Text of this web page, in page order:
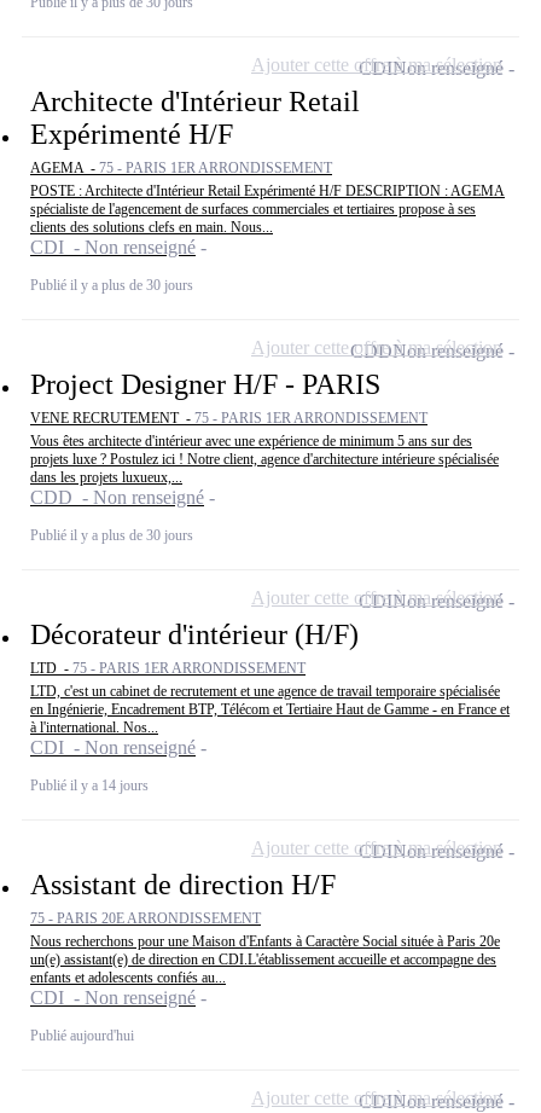
Architecte d'Intérieur Retail
Expérimenté H/F
AGEMA - 75 - PARIS 1ER ARRONDISSEMENT
POSTE : Architecte d'Intérieur Retail Expérimenté H/F DESCRIPTION : AGEMA
spécialiste de l'agencement de surfaces commerciales et tertiaires propose à ses
clients des solutions clefs en main. Nous...
CDI - Non renseigné
Publié il y a plus de 30 jours
CDINon renseigné
Ajouter cette offre à ma sélection
Project Designer H/F - PARIS
VENE RECRUTEMENT - 75 - PARIS 1ER ARRONDISSEMENT
Vous êtes architecte d'intérieur avec une expérience de minimum 5 ans sur des
projets luxe ? Postulez ici ! Notre client, agence d'architecture intérieure spécialisée
dans les projets luxueux,...
CDD - Non renseigné
Publié il y a plus de 30 jours
CDDNon renseigné
Ajouter cette offre à ma sélection
Décorateur d'intérieur (H/F)
LTD - 75 - PARIS 1ER ARRONDISSEMENT
LTD, c'est un cabinet de recrutement et une agence de travail temporaire spécialisée
en Ingénierie, Encadrement BTP, Télécom et Tertiaire Haut de Gamme - en France et
à l'international. Nos...
CDI - Non renseigné
Publié il y a 14 jours
CDINon renseigné
Ajouter cette offre à ma sélection
Assistant de direction H/F
75 - PARIS 20E ARRONDISSEMENT
Nous recherchons pour une Maison d'Enfants à Caractère Social située à Paris 20e
un(e) assistant(e) de direction en CDI.L'établissement accueille et accompagne des
enfants et adolescents confiés au...
CDI - Non renseigné
Publié aujourd'hui
CDINon renseigné
Ajouter cette offre à ma sélection
CDINon renseigné
Ajouter cette offre à ma sélection